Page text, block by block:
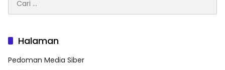
untuk:
Halaman
Pedoman Media Siber